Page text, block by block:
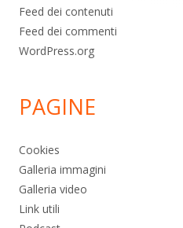
Feed dei contenuti
Feed dei commenti
WordPress.org
PAGINE
Cookies
Galleria immagini
Galleria video
Link utili